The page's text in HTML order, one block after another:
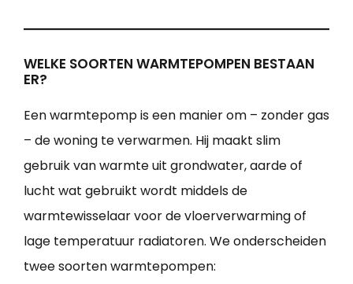
WELKE SOORTEN WARMTEPOMPEN BESTAAN
ER?
Een warmtepomp is een manier om – zonder gas
– de woning te verwarmen. Hij maakt slim
gebruik van warmte uit grondwater, aarde of
lucht wat gebruikt wordt middels de
warmtewisselaar voor de vloerverwarming of
lage temperatuur radiatoren. We onderscheiden
twee soorten warmtepompen: